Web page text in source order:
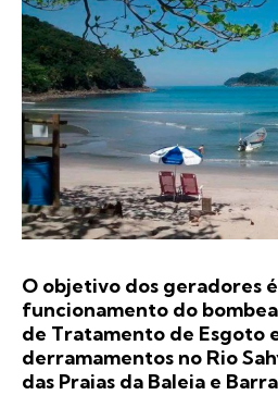
O objetivo dos geradores
funcionamento do
de Tratamento de Esgoto
derramamentos no Rio
das Praias da Baleia e